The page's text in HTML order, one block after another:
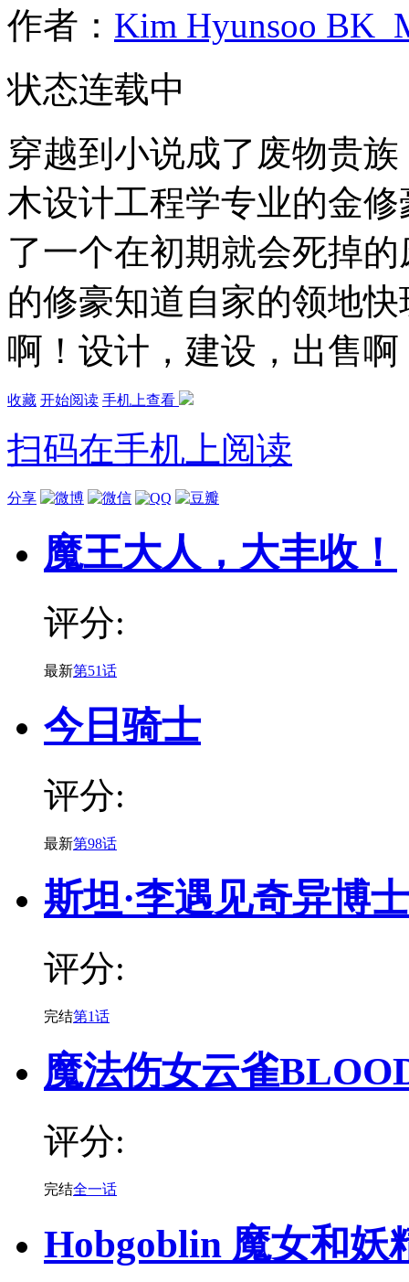
作者： Kim Hyunsoo
状态连载中
穿越到小说成了废物贵
木设计工程学专业的金
了一个在初期就会死掉
的修豪知道自家的领地
啊！设计，建设，出售啊
收藏 开始阅读 手机上查看
扫码在手机上阅读
分享
魔王大人，大丰收！
评分:
最新第51话
今日骑士
评分:
最新第98话
斯坦·李遇见奇异博士
评分:
完结第1话
魔法伤女云雀
评分:
完结全一话
Hobgoblin 魔女和妖